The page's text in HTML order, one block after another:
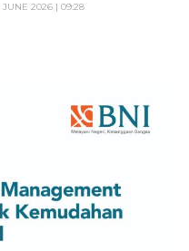
JUNE 2026 | 09:28